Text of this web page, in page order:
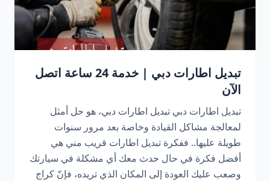
تبديل اطارات دبي | خدمة 24 ساعة اتصل
الآن
تبديل اطارات دبي تبديل اطارات دبي، هو حل أمثل
لمعالجة مشاكل القيادة وخاصة بعد مرور سنوات
طويلة عليها.. ففكرة تبديل اطارات قريب مني هي
أفضل فكرة في حال حدث معك أي مشكلة في سيارتك
وصعب عليك العودة إلى المكان الذي تريده، فإنّ كراج